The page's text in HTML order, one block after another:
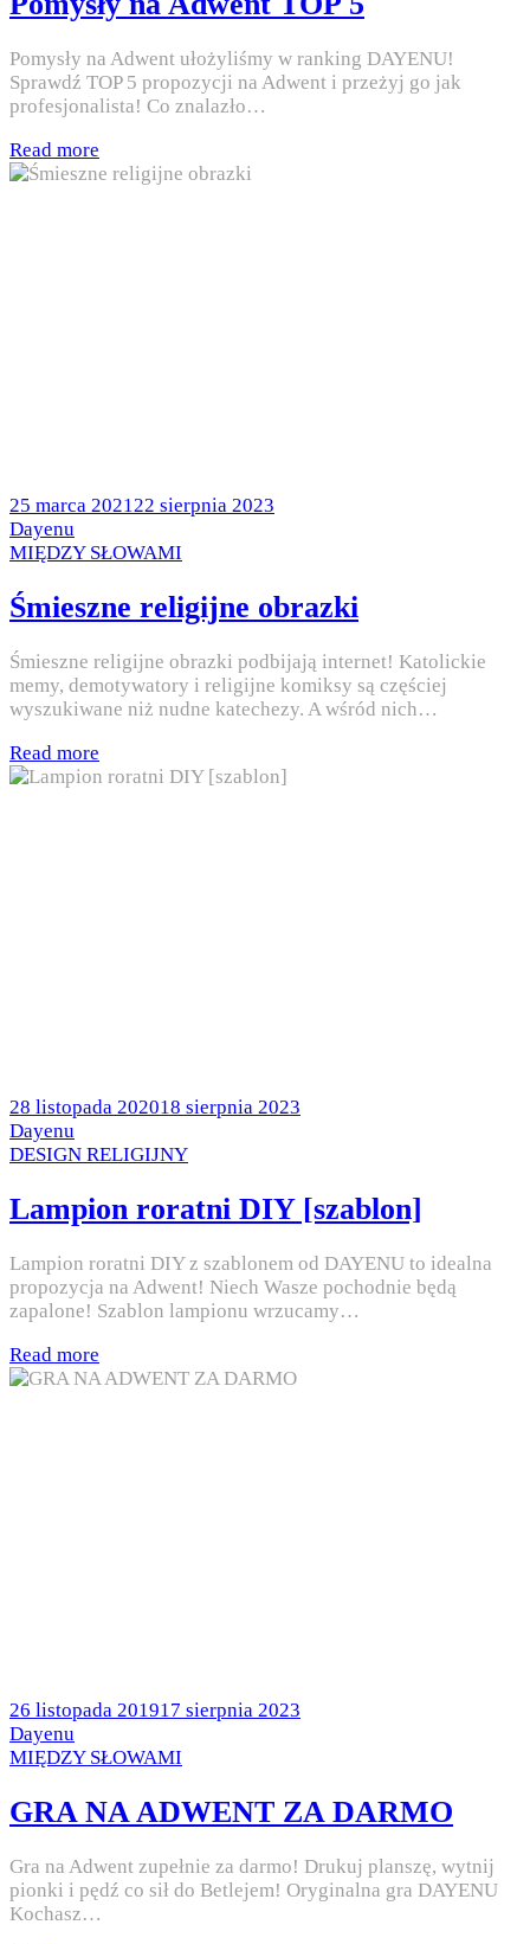
Pomysły na Adwent ułożyliśmy w ranking DAYENU!
Sprawdź TOP 5 propozycji na Adwent i przeżyj go jak
profesjonalista! Co znalazło…
Read more
Posted
on
25 marca 2021 22 sierpnia 2023
by
Dayenu
Posted
MIĘDZY SŁOWAMI
Śmieszne religijne obrazki
Śmieszne religijne obrazki podbijają internet! Katolickie
memy, demotywatory i religijne komiksy są częściej
wyszukiwane niż nudne katechezy. A wśród nich…
Read more
Posted
on
28 listopada 202018 sierpnia 2023
by
Dayenu
Posted
DESIGN RELIGIJNY
Lampion roratni DIY [szablon]
Lampion roratni DIY z szablonem od DAYENU to idealna
propozycja na Adwent! Niech Wasze pochodnie będą
zapalone! Szablon lampionu wrzucamy…
Read more
Posted
on
26 listopada 201917 sierpnia 2023
by
Dayenu
Posted
MIĘDZY SŁOWAMI
GRA NA ADWENT ZA DARMO
Gra na Adwent zupełnie za darmo! Drukuj planszę, wytnij
pionki i pędź co sił do Betlejem! Oryginalna gra DAYENU
Kochasz…